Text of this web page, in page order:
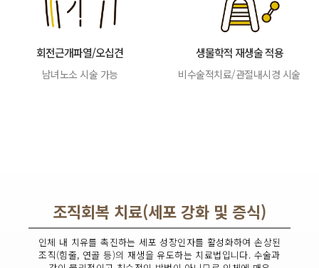
회전근개파열/오십견
남녀노소 시술 가능
생물학적 재생술 적용
비수술적치료/관절내시경 시술
조직회복 치료(세포 강화 및 증식)
인체 내 치유를 촉진하는 세포 성장인자를 활성화하여 손상된
조직(힘줄, 연골 등)의 재생을 유도하는 치료법입니다. 수술과